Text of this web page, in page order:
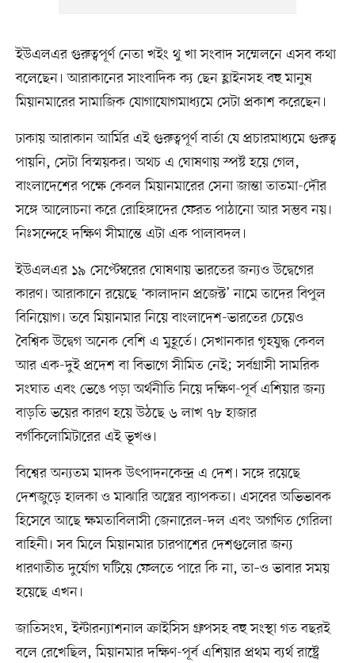
ইউএলএর গুরুত্বপূর্ণ নেতা খইং থু খা সংবাদ সম্মেলনে এসব কথা
বলেছেন। আরাকানের সাংবাদিক ক্য ছেন হ্লাইনসহ বহু মানুষ
মিয়ানমারের সামাজিক যোগাযোগমাধ্যমে সেটা প্রকাশ করেছেন।
ঢাকায় আরাকান আর্মির এই গুরুত্বপূর্ণ বার্তা যে প্রচারমাধ্যমে গুরুত্ব
পায়নি, সেটা বিস্ময়কর। অথচ এ ঘোষণায় স্পষ্ট হয়ে গেল,
বাংলাদেশের পক্ষে কেবল মিয়ানমারের সেনা জান্তা তাতমা-দৌর
সঙ্গে আলোচনা করে রোহিঙ্গাদের ফেরত পাঠানো আর সম্ভব নয়।
নিঃসন্দেহে দক্ষিণ সীমান্তে এটা এক পালাবদল।
ইউএলএর ১৯ সেপ্টেম্বরের ঘোষণায় ভারতের জন্যও উদ্বেগের
কারণ। আরাকানে রয়েছে ‘কালাদান প্রজেক্ট’ নামে তাদের বিপুল
বিনিয়োগ। তবে মিয়ানমার নিয়ে বাংলাদেশ-ভারতের চেয়েও
বৈশ্বিক উদ্বেগ অনেক বেশি এ মুহূর্তে। সেখানকার গৃহযুদ্ধ কেবল
আর এক-দুই প্রদেশ বা বিভাগে সীমিত নেই; সর্বগ্রাসী সামরিক
সংঘাত এবং ভেঙে পড়া অর্থনীতি নিয়ে দক্ষিণ-পূর্ব এশিয়ার জন্য
বাড়তি ভয়ের কারণ হয়ে উঠছে ৬ লাখ ৭৮ হাজার
বর্গকিলোমিটারের এই ভূখণ্ড।
বিশ্বের অন্যতম মাদক উৎপাদনকেন্দ্র এ দেশ। সঙ্গে রয়েছে
দেশজুড়ে হালকা ও মাঝারি অস্ত্রের ব্যাপকতা। এসবের অভিভাবক
হিসেবে আছে ক্ষমতাবিলাসী জেনারেল-দল এবং অগণিত গেরিলা
বাহিনী। সব মিলে মিয়ানমার চারপাশের দেশগুলোর জন্য
ধারণাতীত দুর্যোগ ঘটিয়ে ফেলতে পারে কি না, তা–ও ভাবার সময়
হয়েছে এখন।
জাতিসংঘ, ইন্টারন্যাশনাল ক্রাইসিস গ্রুপসহ বহু সংস্থা গত বছরই
বলে রেখেছিল, মিয়ানমার দক্ষিণ-পূর্ব এশিয়ার প্রথম ব্যর্থ রাষ্ট্রে